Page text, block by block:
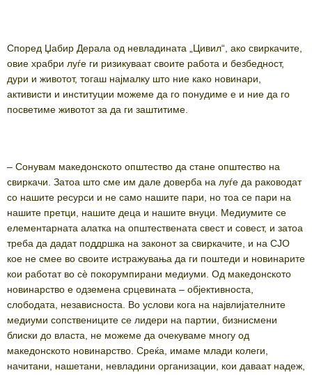
Според Џабир Дерала од невладината „Цивил“, ако свиркачите,
овие храбри луѓе ги ризикуваат своите работа и безбедност,
дури и животот, тогаш најмалку што ние како новинари,
активисти и институции можеме да го понудиме е и ние да го
посветиме животот за да ги заштитиме.
– Сонувам македонското општество да стане општество на
свиркачи. Затоа што сме им дале доверба на луѓе да раководат
со нашите ресурси и не само нашите пари, но тоа се пари на
нашите претци, нашите деца и нашите внуци. Медиумите се
елементарната алатка на општествената свест и совест, и затоа
треба да дадат поддршка на законот за свиркачите, и на СЈО
кое не смее во своите истражувања да ги поштеди и новинарите
кои работат во сѐ покорумпирани медиуми. Од македонското
новинарство е одземена срцевината – објективноста,
слободата, независноста. Во услови кога на највлијателните
медиуми сопствениците се лидери на партии, бизнисмени
блиски до власта, не можеме да очекуваме многу од
македонското новинарство. Среќа, имаме млади колеги,
начитани, нашетани, невладини организации, кои даваат надеж,